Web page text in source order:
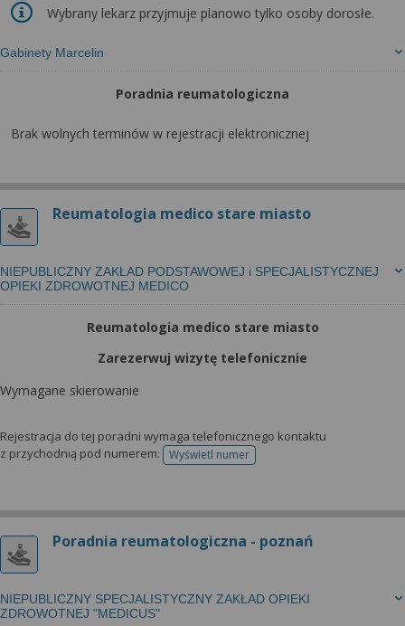
Gabinety Marcelin
Wybrany lekarz przyjmuje planowo tylko osoby dorosłe.
Poradnia reumatologiczna
Brak wolnych terminów w rejestracji elektronicznej
Reumatologia medico stare miasto
NIEPUBLICZNY ZAKŁAD PODSTAWOWEJ i SPECJALISTYCZNEJ
OPIEKI ZDROWOTNEJ MEDICO
Reumatologia medico stare miasto
Zarezerwuj wizytę telefonicznie
Wymagane skierowanie
Rejestracja do tej poradni wymaga telefonicznego kontaktu
z przychodnią pod numerem:
Wyświetl numertelefonu do rejestracji
Poradnia reumatologiczna - poznań
NIEPUBLICZNY SPECJALISTYCZNY ZAKŁAD OPIEKI
ZDROWOTNEJ "MEDICUS"